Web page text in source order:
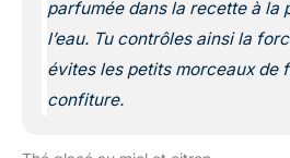
parfumée dans la recette à la
l’eau. Tu contrôles ainsi la
évites les petits morceaux de
confiture.